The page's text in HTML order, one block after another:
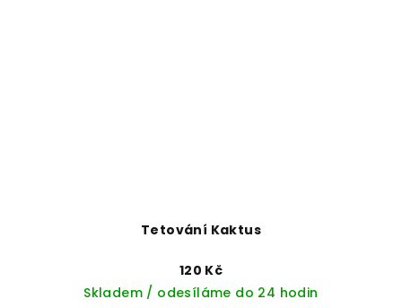
Tetování Kaktus
120 Kč
Skladem / odesíláme do 24 hodin